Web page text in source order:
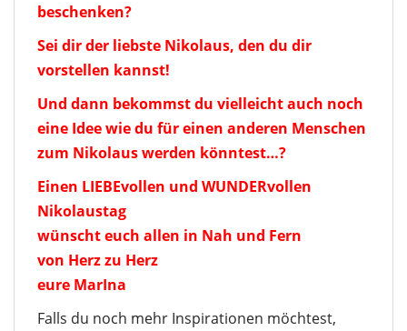
beschenken?
Sei dir der liebste Nikolaus, den du dir
vorstellen kannst!
Und dann bekommst du vielleicht auch noch
eine Idee wie du für einen anderen Menschen
zum Nikolaus werden könntest…?
Einen LIEBEvollen und WUNDERvollen
Nikolaustag
wünscht euch allen in Nah und Fern
von Herz zu Herz
eure MarIna
Falls du noch mehr Inspirationen möchtest,